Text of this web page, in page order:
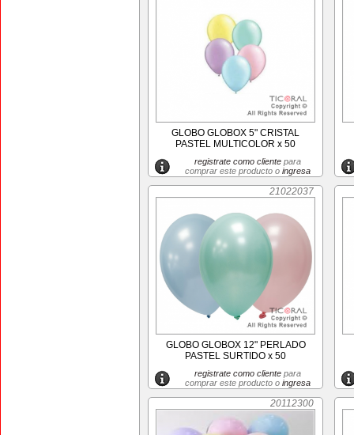
GLOBO GLOBOX 5" CRISTAL
PASTEL MULTICOLOR x 50
registrate como clientepara
comprar este producto o ingresa
21022037
GLOBO GLOBOX 12" PERLADO
PASTEL SURTIDO x 50
registrate como clientepara
comprar este producto o ingresa
20112300